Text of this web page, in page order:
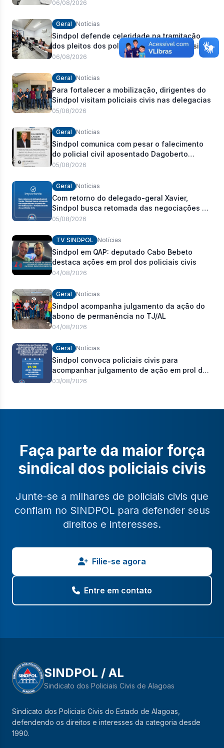
Estadual
06/08/2026
Geral Notícias
Sindpol defende celeridade na tramitação
dos pleitos dos policiais civis durante visita
às delegacias
06/08/2026
Geral Notícias
Para fortalecer a mobilização, dirigentes do
Sindpol visitam policiais civis nas delegacias
05/08/2026
Geral Notícias
Sindpol comunica com pesar o falecimento
do policial civil aposentado Dagoberto
Carlos Romeiro
05/08/2026
Geral Notícias
Com retorno do delegado-geral Xavier,
Sindpol busca retomada das negociações da
pauta de reivindicações e fortalecimento dos
05/08/2026
TV SINDPOL Notícias
Sindpol em QAP: deputado Cabo Bebeto
destaca ações em prol dos policiais civis
04/08/2026
Geral Notícias
Sindpol acompanha julgamento da ação do
abono de permanência no TJ/AL
04/08/2026
Geral Notícias
Sindpol convoca policiais civis para
acompanhar julgamento de ação em prol do
pagamento de 100% do abono de
03/08/2026
Faça parte da maior força
sindical dos policiais civis
Junte-se a milhares de policiais civis que
confiam no SINDPOL para defender seus
direitos e interesses.
Filie-se agora
Entre em contato
SINDPOL / AL
Sindicato dos Policiais Civis de Alagoas
Sindicato dos Policiais Civis do Estado de Alagoas,
defendendo os direitos e interesses da categoria desde
1990.